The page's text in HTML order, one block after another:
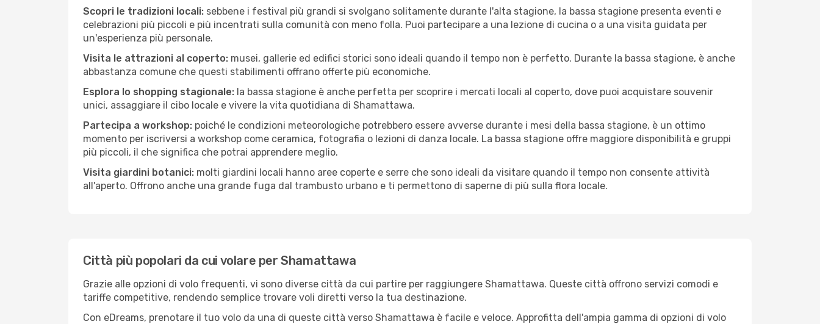
Scopri le tradizioni locali: sebbene i festival più grandi si svolgano solitamente durante l'alta stagione, la bassa stagione presenta eventi e
celebrazioni più piccoli e più incentrati sulla comunità con meno folla. Puoi partecipare a una lezione di cucina o a una visita guidata per
un'esperienza più personale.
Visita le attrazioni al coperto: musei, gallerie ed edifici storici sono ideali quando il tempo non è perfetto. Durante la bassa stagione, è anche
abbastanza comune che questi stabilimenti offrano offerte più economiche.
Esplora lo shopping stagionale: la bassa stagione è anche perfetta per scoprire i mercati locali al coperto, dove puoi acquistare souvenir
unici, assaggiare il cibo locale e vivere la vita quotidiana di Shamattawa.
Partecipa a workshop: poiché le condizioni meteorologiche potrebbero essere avverse durante i mesi della bassa stagione, è un ottimo
momento per iscriversi a workshop come ceramica, fotografia o lezioni di danza locale. La bassa stagione offre maggiore disponibilità e gruppi
più piccoli, il che significa che potrai apprendere meglio.
Visita giardini botanici: molti giardini locali hanno aree coperte e serre che sono ideali da visitare quando il tempo non consente attività
all'aperto. Offrono anche una grande fuga dal trambusto urbano e ti permettono di saperne di più sulla flora locale.
Città più popolari da cui volare per Shamattawa
Grazie alle opzioni di volo frequenti, vi sono diverse città da cui partire per raggiungere Shamattawa. Queste città offrono servizi comodi e
tariffe competitive, rendendo semplice trovare voli diretti verso la tua destinazione.
Con eDreams, prenotare il tuo volo da una di queste città verso Shamattawa è facile e veloce. Approfitta dell'ampia gamma di opzioni di volo